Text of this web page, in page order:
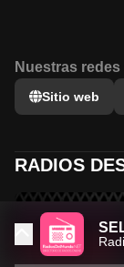
Nuestras
Sitio web
RADIOS